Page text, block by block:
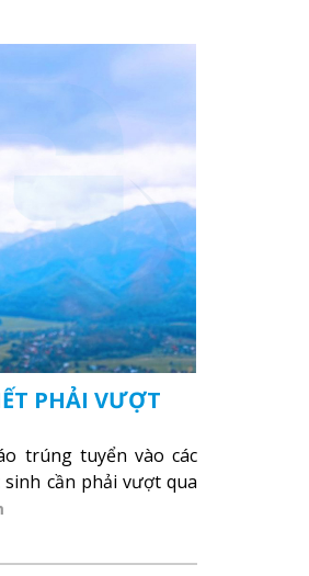
PHẢI VƯỢT
trúng tuyển vào các
cần phải vượt qua